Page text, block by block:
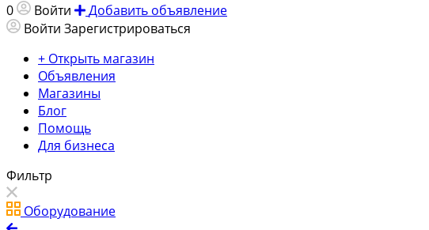
0 Войти
Добавить объявление
Войти Зарегистрироваться
+ Открыть магазин
Объявления
Магазины
Блог
Помощь
Для бизнеса
Фильтр
Оборудование